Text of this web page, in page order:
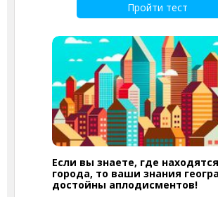
Пройти тест
Если вы знаете, где
города, то ваши знания
достойны аплодисментов!